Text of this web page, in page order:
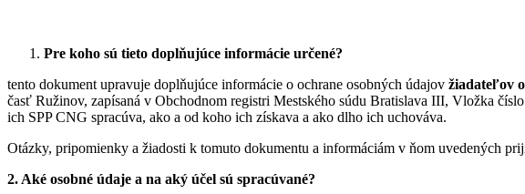
Pre koho sú tieto doplňujúce informácie určené?
tento dokument upravuje doplňujúce informácie o ochrane osobných údajov žiadateľov
časť Ružinov, zapísaná v Obchodnom registri Mestského súdu Bratislava III, Vložka
ich SPP CNG spracúva, ako a od koho ich získava a ako dlho ich uchováva.
Otázky, pripomienky a žiadosti k tomuto dokumentu a informáciám v ňom uvedených
2. Aké osobné údaje a na aký účel sú spracúvané?